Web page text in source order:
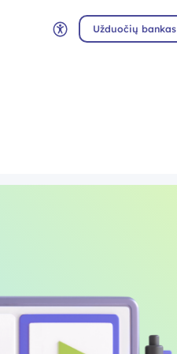
Neįgaliųjų rėžimas
Užduočių bankas